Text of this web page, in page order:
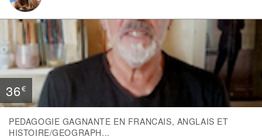
36€
PEDAGOGIE GAGNANTE EN FRANCAIS, ANGLAIS ET
HISTOIRE/GEOGRAPH...